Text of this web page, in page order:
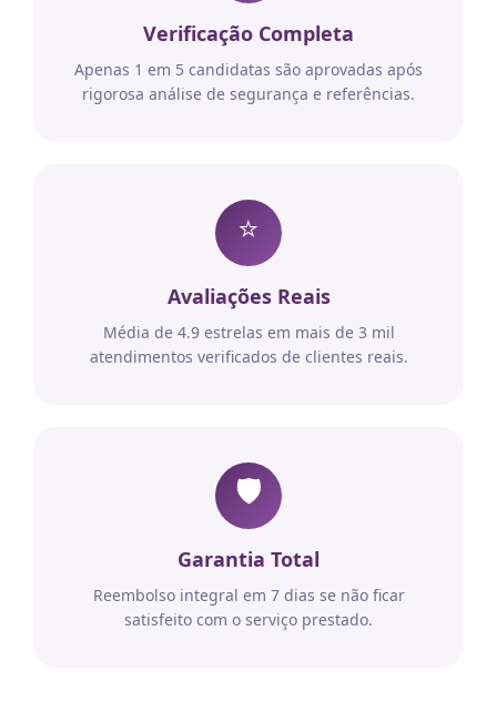
Verificação Completa
Apenas 1 em 5 candidatas são aprovadas após
rigorosa análise de segurança e referências.
⭐
Avaliações Reais
Média de 4.9 estrelas em mais de 3 mil
atendimentos verificados de clientes reais.
🛡️
Garantia Total
Reembolso integral em 7 dias se não ficar
satisfeito com o serviço prestado.